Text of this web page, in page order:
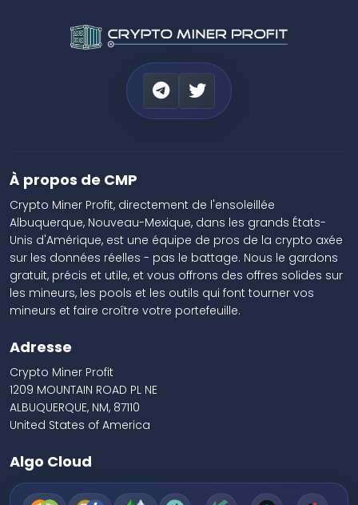
À propos de CMP
Crypto Miner Profit, directement de l'ensoleillée
Albuquerque, Nouveau-Mexique, dans les grands États-
Unis d'Amérique, est une équipe de pros de la crypto axée
sur les données réelles - pas le battage. Nous le gardons
gratuit, précis et utile, et vous offrons des offres solides sur
les mineurs, les pools et les outils qui font tourner vos
mineurs et faire croître votre portefeuille.
Adresse
Crypto Miner Profit
1209 MOUNTAIN ROAD PL NE
ALBUQUERQUE, NM, 87110
United States of America
Algo Cloud